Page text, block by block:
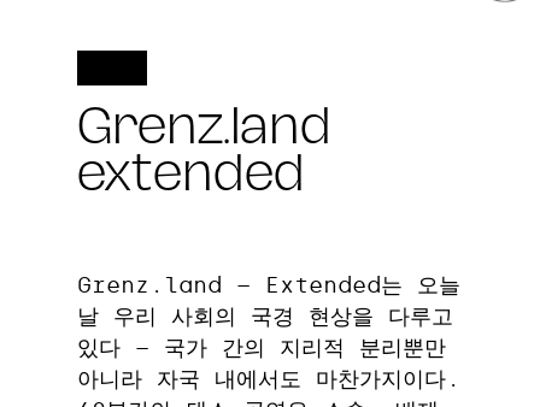
Grenz.land
extended
Grenz.land – Extended는 오늘
날 우리 사회의 국경 현상을 다루고
있다 – 국가 간의 지리적 분리뿐만
아니라 자국 내에서도 마찬가지이다.